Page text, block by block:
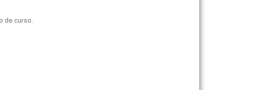
de curso.